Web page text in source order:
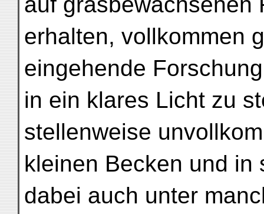
erhalten, vollkommen
eingehende
in ein klares Licht zu
stellenweise
kleinen Becken und in
dabei auch unter